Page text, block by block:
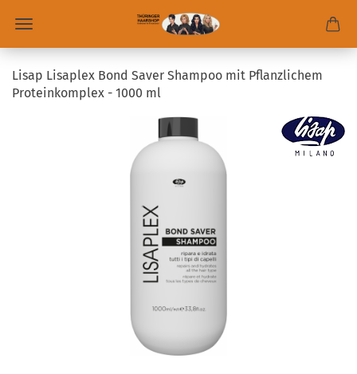
Lisap Lisaplex Bond Saver Shampoo mit Pflanzlichem
Proteinkomplex - 1000 ml